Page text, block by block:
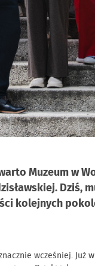
Muzeum w
Dziś,
kolejnych
wcześniej. Już